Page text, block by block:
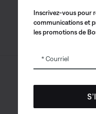
Politique de
Inscrivez-vous pour
communications et
les promotions de
Courriel